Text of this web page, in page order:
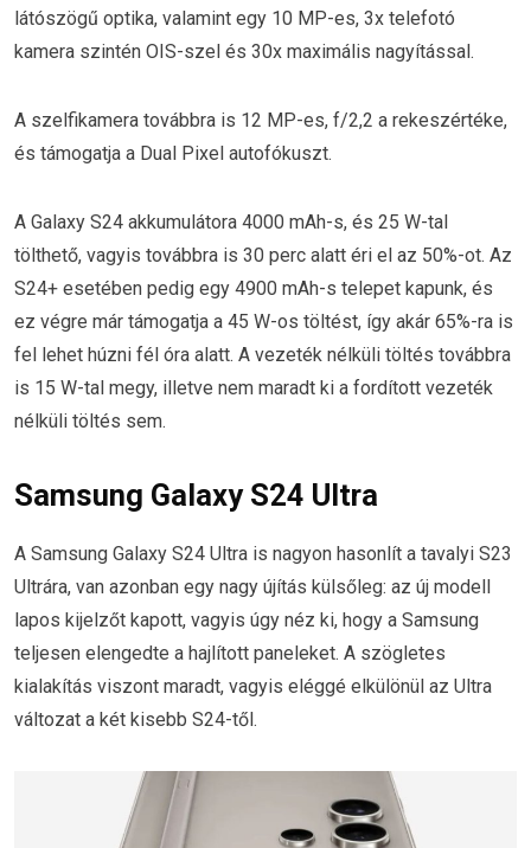
látószögű optika, valamint egy 10 MP-es, 3x telefotó
kamera szintén OIS-szel és 30x maximális nagyítással.
A szelfikamera továbbra is 12 MP-es, f/2,2 a rekeszértéke,
és támogatja a Dual Pixel autofókuszt.
A Galaxy S24 akkumulátora 4000 mAh-s, és 25 W-tal
tölthető, vagyis továbbra is 30 perc alatt éri el az 50%-ot. Az
S24+ esetében pedig egy 4900 mAh-s telepet kapunk, és
ez végre már támogatja a 45 W-os töltést, így akár 65%-ra is
fel lehet húzni fél óra alatt. A vezeték nélküli töltés továbbra
is 15 W-tal megy, illetve nem maradt ki a fordított vezeték
nélküli töltés sem.
Samsung Galaxy S24 Ultra
A Samsung Galaxy S24 Ultra is nagyon hasonlít a tavalyi S23
Ultrára, van azonban egy nagy újítás külsőleg: az új modell
lapos kijelzőt kapott, vagyis úgy néz ki, hogy a Samsung
teljesen elengedte a hajlított paneleket. A szögletes
kialakítás viszont maradt, vagyis eléggé elkülönül az Ultra
változat a két kisebb S24-től.